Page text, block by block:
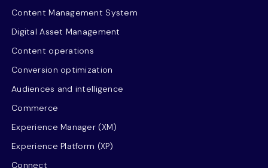
Content Management System
Digital Asset Management
Content operations
Conversion optimization
Audiences and intelligence
Commerce
Experience Manager (XM)
Experience Platform (XP)
Connect